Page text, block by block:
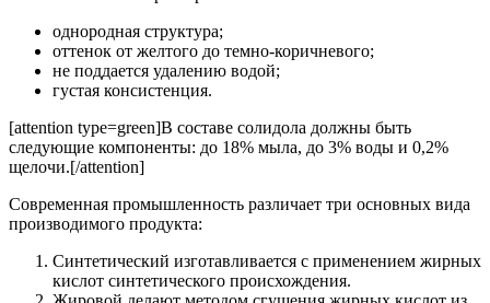
однородная структура;
оттенок от желтого до темно-коричневого;
не поддается удалению водой;
густая консистенция.
[attention type=green]В составе солидола должны быть
следующие компоненты: до 18% мыла, до 3% воды и 0,2%
щелочи.[/attention]
Современная промышленность различает три основных вида
производимого продукта:
Синтетический изготавливается с применением жирных
кислот синтетического происхождения.